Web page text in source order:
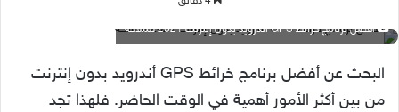
أفضل برنامج خرائط GPS اندرويد بدون إنترنت 2021 للملاحة
البحث عن أفضل برنامج خرائط GPS أندرويد بدون إنترنت
من بين أكثر الأمور أهمية في الوقت الحاضر. فلهذا تجد